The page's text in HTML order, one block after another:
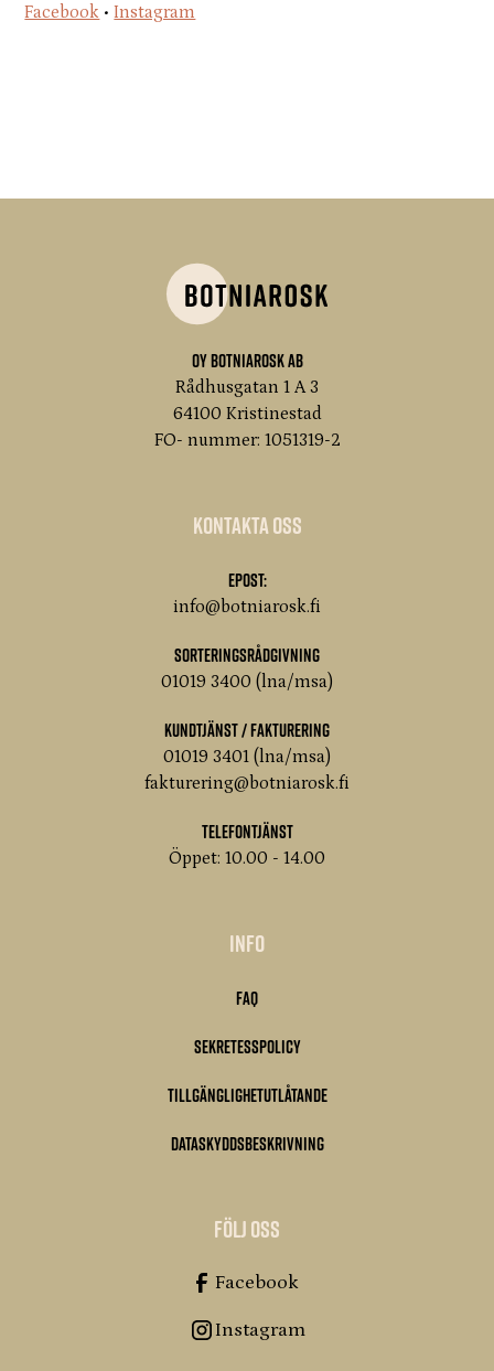
Facebook •Instagram
Oy Botniarosk Ab
Rådhusgatan 1 A 3
64100 Kristinestad
FO- nummer: 1051319-2
Kontakta oss
Epost:
info@botniarosk.fi
Sorteringsrådgivning
01019 3400 (lna/msa)
Kundtjänst / Fakturering
01019 3401 (lna/msa)
fakturering@botniarosk.fi
Telefontjänst
Öppet: 10.00 - 14.00
Info
FAQ
Sekretesspolicy
Tillgänglighetutlåtande
Dataskyddsbeskrivning
Följ oss
Facebook
Instagram